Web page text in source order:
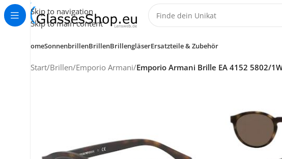
Skip to navigation
Skip to main content
HomeSonnenbrillenBrillenBrillengläserErsatzteile & Zubehör
Start/Brillen/Emporio Armani/Emporio Armani Brille EA 4152 5802/